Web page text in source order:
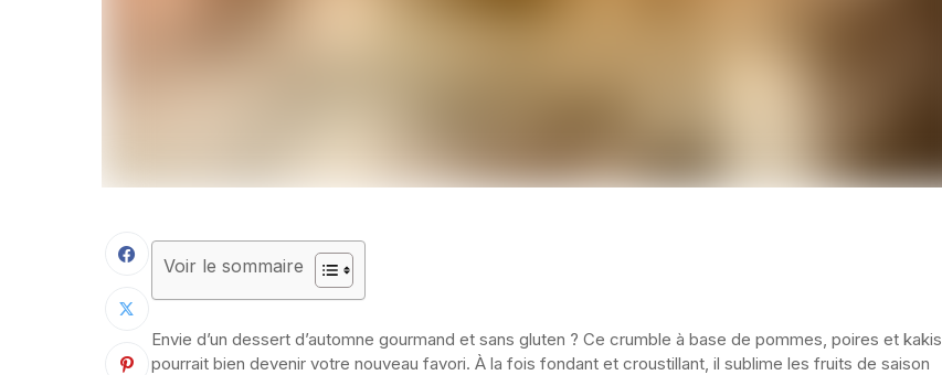
Voir le sommaire
Envie d’un dessert d’automne gourmand et sans gluten ? Ce crumble à base de pommes, poires et kakis
pourrait bien devenir votre nouveau favori. À la fois fondant et croustillant, il sublime les fruits de saison